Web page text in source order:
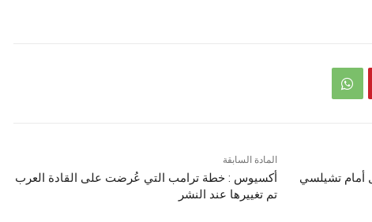
المادة السابقة
أكسيوس : خطة ترامب التي عُرضت على القادة العرب
تم تغييرها عند النشر
أمام تشيلسي